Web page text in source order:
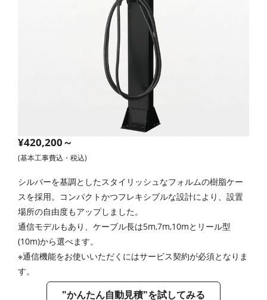
¥420,200～
(基本工事費込・税込)
シルバーを基調としたスタイリッシュなフォルムの樹脂ケー
スを採用。コンパクトかつフレキシブルな設計により、設置
場所の自由度もアップしました。
通信モデルもあり、ケーブル長は5m,7m,10mとリール型
(10m)から選べます。
※通信機能をお使いいただくにはサービス契約が必須となりま
す。
"かんたん自動見積"を試してみる